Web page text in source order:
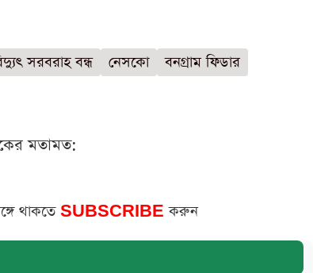
সরবরাহ বন্ধ নেসকো বনগ্রাম ফিডার
মতামত:
থাকতে SUBSCRIBEকরুন